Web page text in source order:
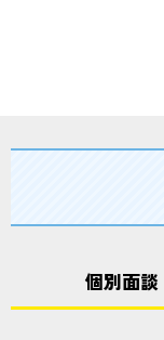
ョ
個別面